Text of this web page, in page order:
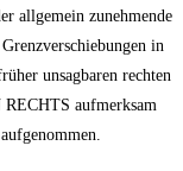
all­ge­mein zuneh­men­de
in
unsag­ba­ren rech­ten
auf­merk­sam